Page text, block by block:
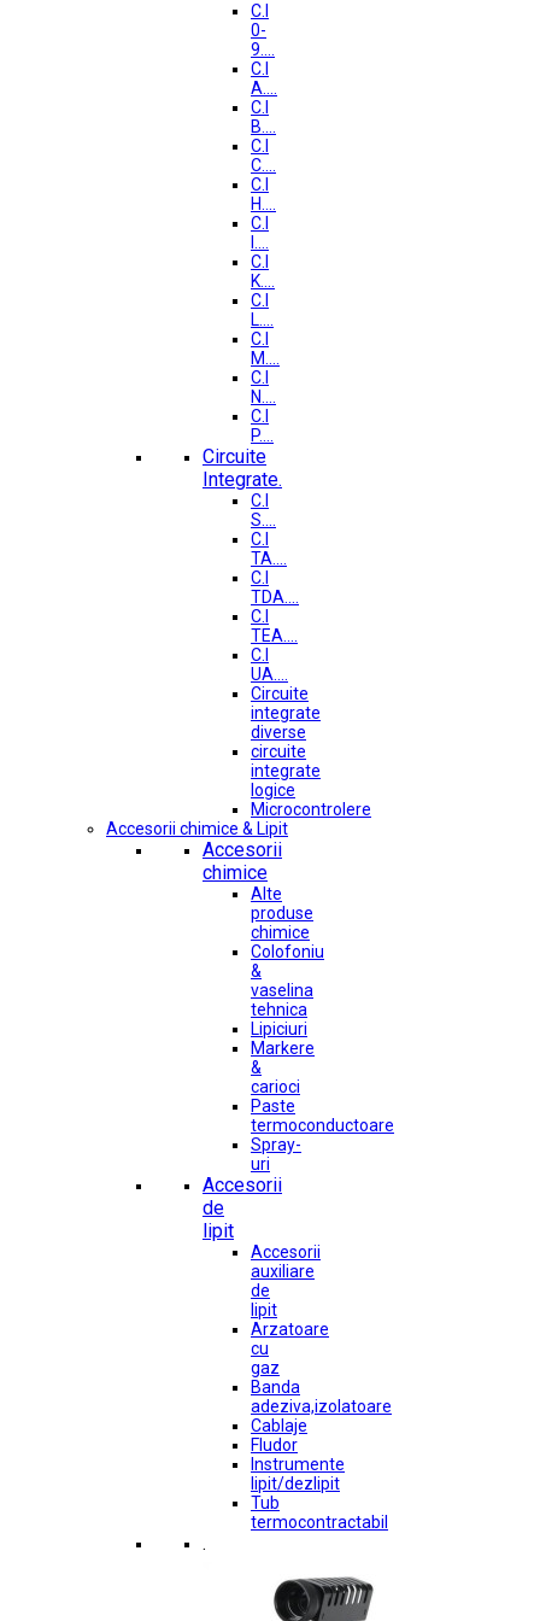
C.I
0-
9....
C.I
A....
C.I
B....
C.I
C....
C.I
H....
C.I
C.I
K....
C.I
L....
C.I
M....
C.I
N....
C.I
P....
Circuite
Integrate.
C.I
S....
C.I
TA....
C.I
TDA....
C.I
TEA....
C.I
UA....
Circuite
integrate
diverse
circuite
integrate
logice
Microcontrolere
Accesorii chimice & Lipit
Accesorii
chimice
Alte
produse
chimice
Colofoniu
&
vaselina
tehnica
Lipiciuri
Markere
&
carioci
Paste
termoconductoare
Spray-
uri
Accesorii
de
lipit
Accesorii
auxiliare
de
lipit
Arzatoare
cu
gaz
Banda
adeziva,izolatoare
Cablaje
Fludor
Instrumente
lipit/dezlipit
Tub
termocontractabil
.